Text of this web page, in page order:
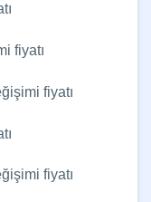
fiyatı
fiyatı
fiyatı